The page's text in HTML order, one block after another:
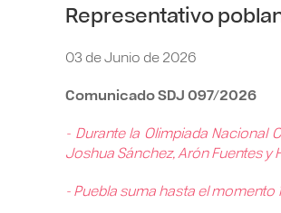
Representativo
03 de Junio de 2026
Comunicado SDJ 097/2026
- Durante la Olimpiada Nacional
Joshua Sánchez, Arón Fuentes y
- Puebla suma hasta el momento